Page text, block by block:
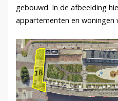
gebouwd. In de afbeelding
appartementen en woningen